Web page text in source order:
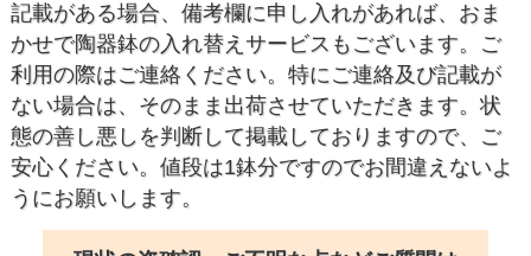
記載がある場合、備考欄に申し入れがあれば、おま
かせで陶器鉢の入れ替えサービスもございます。ご
利用の際はご連絡ください。特にご連絡及び記載が
ない場合は、そのまま出荷させていただきます。状
態の善し悪しを判断して掲載しておりますので、ご
安心ください。値段は1鉢分ですのでお間違えないよ
うにお願いします。